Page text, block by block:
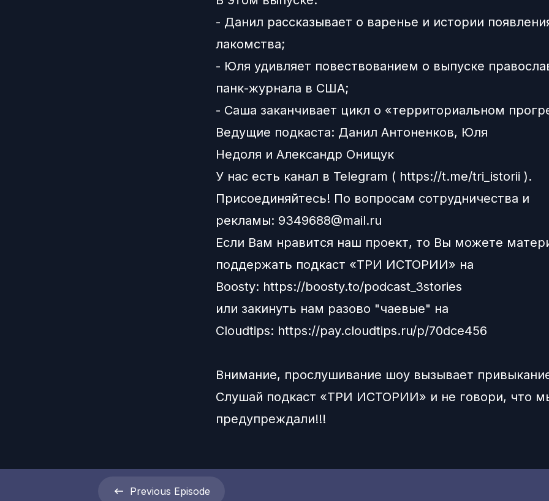
- Данил рассказывает о варенье и истории
лакомства;
- Юля удивляет повествованием о выпуске
панк-журнала в США;
- Саша заканчивает цикл о «территориальном
Ведущие подкаста: Данил Антоненков, Юля
Недоля и Александр Онищук
У нас есть канал в Telegram ( https://t.me/tri_istorii ).
Присоединяйтесь! По вопросам сотрудничества и
рекламы: 9349688@mail.ru
Если Вам нравится наш проект, то Вы можете
поддержать подкаст «ТРИ ИСТОРИИ» на
Boosty: https://boosty.to/podcast_3stories
или закинуть нам разово "чаевые" на
Сloudtips: https://pay.cloudtips.ru/p/70dce456
Внимание, прослушивание шоу вызывает
Слушай подкаст «ТРИ ИСТОРИИ» и не говори, что
предупреждали!!!
Previous Episode